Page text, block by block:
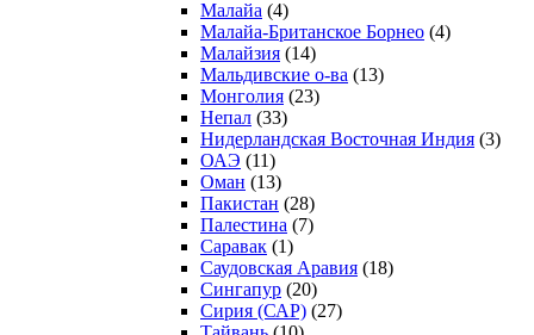
Малайа (4)
Малайа-Британское Борнео (4)
Малайзия (14)
Мальдивские о-ва (13)
Монголия (23)
Непал (33)
Нидерландская Восточная Индия (3)
ОАЭ (11)
Оман (13)
Пакистан (28)
Палестина (7)
Саравак (1)
Саудовская Аравия (18)
Сингапур (20)
Сирия (САР) (27)